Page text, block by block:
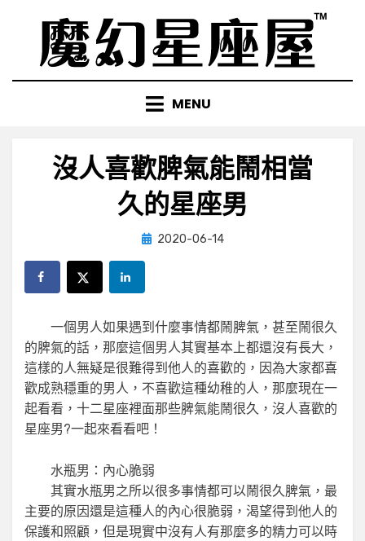
content
MENU
沒人喜歡脾氣能鬧相當
久的星座男
by小編
Posted
2020-06-14
一個男人如果遇到什麼事情都鬧脾氣，甚至鬧很久
的脾氣的話，那麼這個男人其實基本上都還沒有長大，
這樣的人無疑是很難得到他人的喜歡的，因為大家都喜
歡成熟穩重的男人，不喜歡這種幼稚的人，那麼現在一
起看看，十二星座裡面那些脾氣能鬧很久，沒人喜歡的
星座男?一起來看看吧！
水瓶男：內心脆弱
其實水瓶男之所以很多事情都可以鬧很久脾氣，最
主要的原因還是這種人的內心很脆弱，渴望得到他人的
保護和照顧，但是現實中沒有人有那麼多的精力可以時